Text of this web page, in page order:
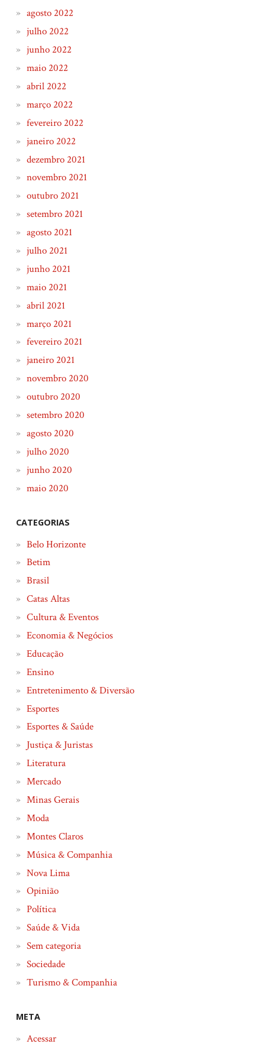
agosto 2022
julho 2022
junho 2022
maio 2022
abril 2022
março 2022
fevereiro 2022
janeiro 2022
dezembro 2021
novembro 2021
outubro 2021
setembro 2021
agosto 2021
julho 2021
junho 2021
maio 2021
abril 2021
março 2021
fevereiro 2021
janeiro 2021
novembro 2020
outubro 2020
setembro 2020
agosto 2020
julho 2020
junho 2020
maio 2020
CATEGORIAS
Belo Horizonte
Betim
Brasil
Catas Altas
Cultura & Eventos
Economia & Negócios
Educação
Ensino
Entretenimento & Diversão
Esportes
Esportes & Saúde
Justiça & Juristas
Literatura
Mercado
Minas Gerais
Moda
Montes Claros
Música & Companhia
Nova Lima
Opinião
Política
Saúde & Vida
Sem categoria
Sociedade
Turismo & Companhia
META
Acessar